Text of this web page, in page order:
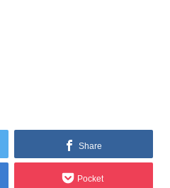
Share
Pocket